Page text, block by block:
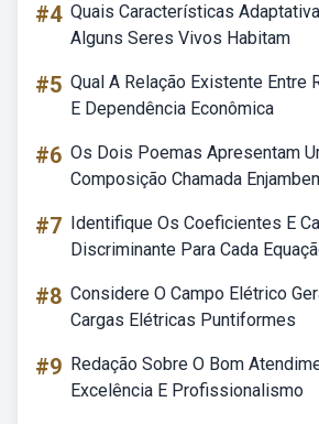
#4 Quais Características
Alguns Seres Vivos Habitam
#5 Qual A Relação Existente Entre
E Dependência Econômica
#6 Os Dois Poemas Apresentam
Composição Chamada
#7 Identifique Os Coeficientes E
Discriminante Para Cada
#8 Considere O Campo Elétrico
Cargas Elétricas Puntiformes
#9 Redação Sobre O Bom
Excelência E Profissionalismo